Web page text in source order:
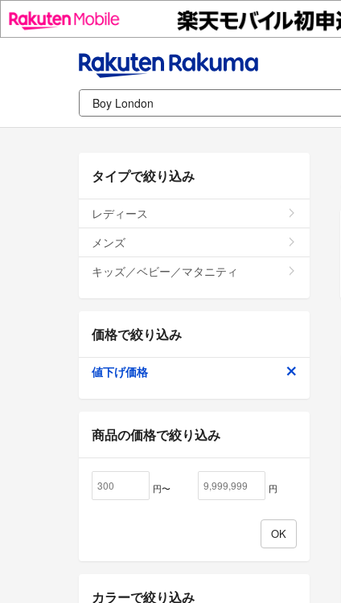
タイプで絞り込み
レディース
メンズ
キッズ／ベビー／マタニティ
価格で絞り込み
値下げ価格
商品の価格で絞り込み
円〜 円
カラーで絞り込み